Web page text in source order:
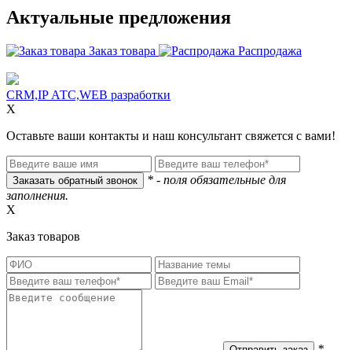
Актуальные предложения
Заказ товара Распродажа
CRM,IP АТС,WEB разработки
X
Оставьте ваши контакты и наш консультант свяжется с вами!
* - поля обязательные для
заполнения.
X
Заказ товаров